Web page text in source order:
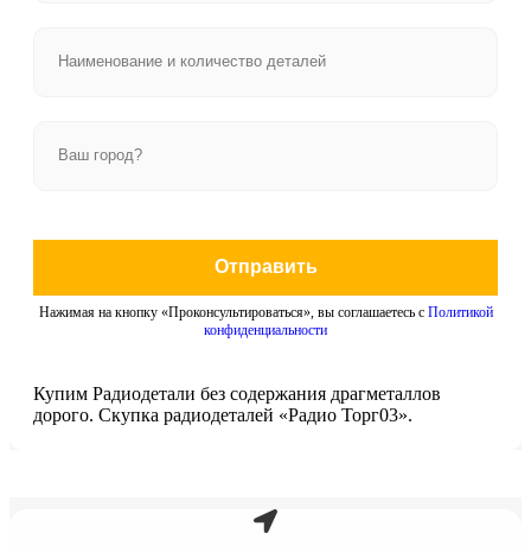
Отправить
Нажимая на кнопку «Проконсультироваться», вы соглашаетесь с Политикой
конфиденциальности
Купим Радиодетали без содержания драгметаллов
дорого. Скупка радиодеталей «Радио Торг03».